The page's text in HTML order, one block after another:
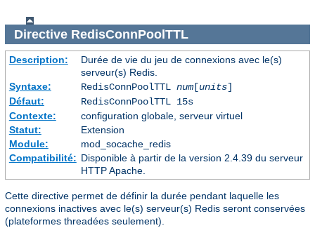
Directive RedisConnPoolTTL
Description:
Durée de vie du jeu de connexions avec le(s)
serveur(s) Redis.
Syntaxe:
RedisConnPoolTTL num[units]
Défaut:
RedisConnPoolTTL 15s
Contexte:
configuration globale, serveur virtuel
Statut:
Extension
Module:
mod_socache_redis
Compatibilité: Disponible à partir de la version 2.4.39 du serveur
HTTP Apache.
Cette directive permet de définir la durée pendant laquelle les
connexions inactives avec le(s) serveur(s) Redis seront conservées
(plateformes threadées seulement).